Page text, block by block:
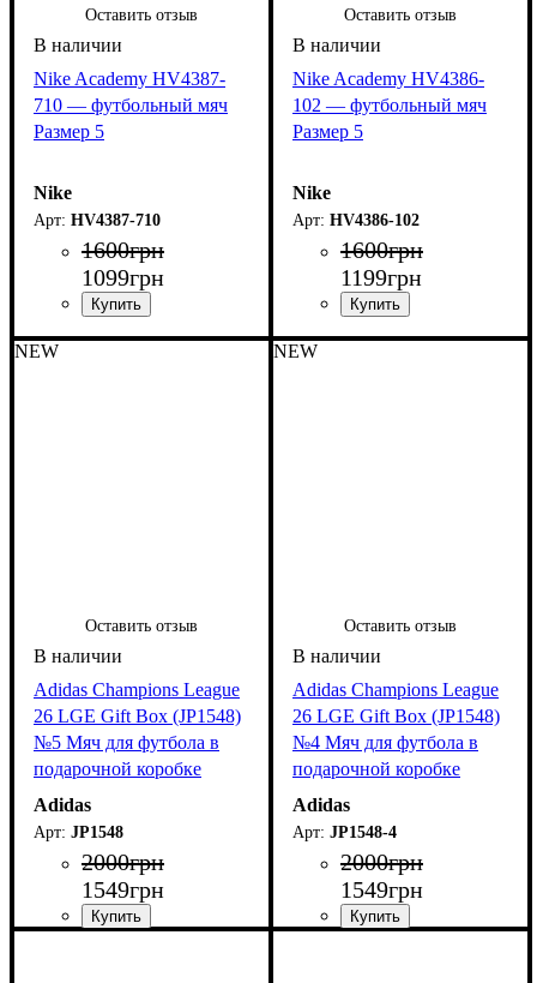
Оставить отзыв
Nike Academy HV4387-
710 — футбольный мяч
Размер 5
Nike
HV4387-710
1600грн
1099грн
Оставить отзыв
Nike Academy HV4386-
102 — футбольный мяч
Размер 5
Nike
HV4386-102
1600грн
1199грн
NEW
Оставить отзыв
Adidas Champions League
26 LGE Gift Box (JP1548)
№5 Мяч для футбола в
подарочной коробке
Adidas
JP1548
2000грн
1549грн
NEW
Оставить отзыв
Adidas Champions League
26 LGE Gift Box (JP1548)
№4 Мяч для футбола в
подарочной коробке
Adidas
JP1548-4
2000грн
1549грн